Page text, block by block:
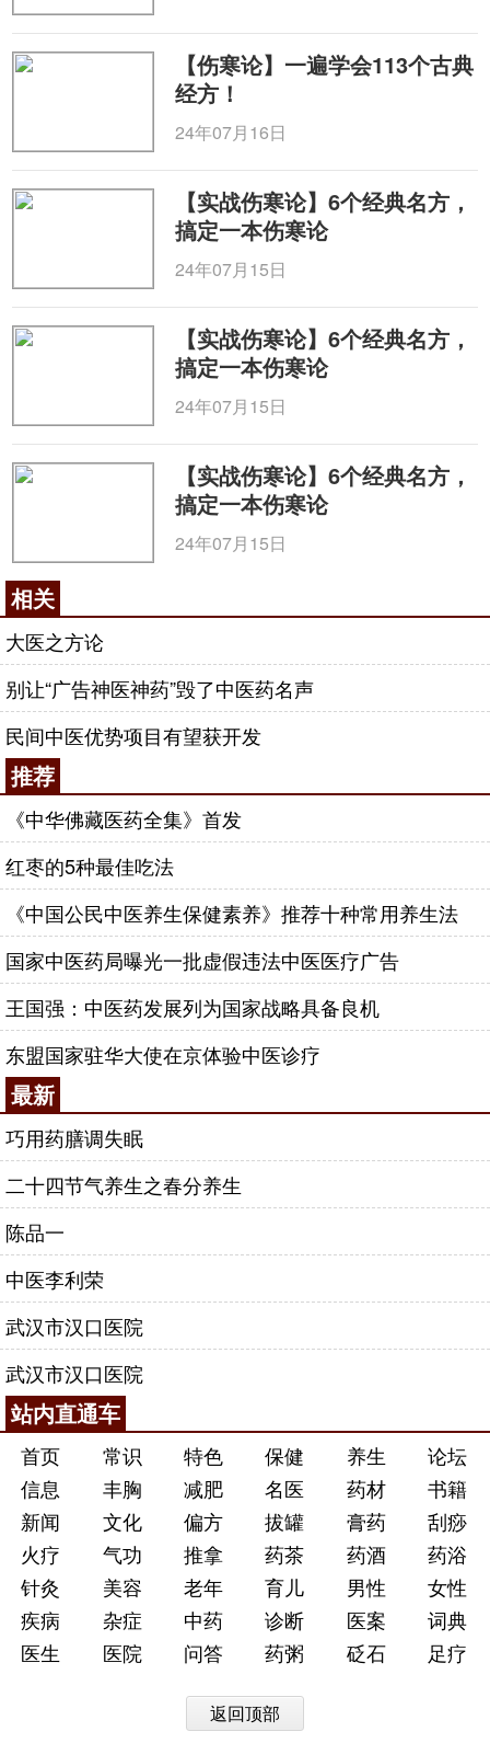
【伤寒论】一遍学会113个古典
经方！
24年07月16日
【实战伤寒论】6个经典名方，
搞定一本伤寒论
24年07月15日
【实战伤寒论】6个经典名方，
搞定一本伤寒论
24年07月15日
【实战伤寒论】6个经典名方，
搞定一本伤寒论
24年07月15日
相关
大医之方论
别让“广告神医神药”毁了中医药名声
民间中医优势项目有望获开发
推荐
《中华佛藏医药全集》首发
红枣的5种最佳吃法
《中国公民中医养生保健素养》推荐十种常用养生法
国家中医药局曝光一批虚假违法中医医疗广告
王国强：中医药发展列为国家战略具备良机
东盟国家驻华大使在京体验中医诊疗
最新
巧用药膳调失眠
二十四节气养生之春分养生
陈品一
中医李利荣
武汉市汉口医院
武汉市汉口医院
站内直通车
首页 常识 特色 保健 养生
论坛
信息
丰胸 减肥 名医 药材
书籍
新闻
文化 偏方 拔罐 膏药
刮痧
火疗
气功 推拿 药茶 药酒
药浴
针灸
美容 老年 育儿 男性
女性
疾病
杂症 中药 诊断 医案
词典
医生
医院 问答 药粥 砭石 足疗
返回顶部